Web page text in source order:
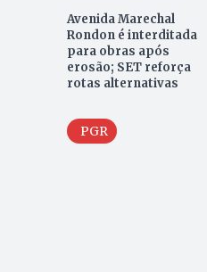
Avenida Marechal
Rondon é interditada
para obras após
erosão; SET reforça
rotas alternativas
PGR